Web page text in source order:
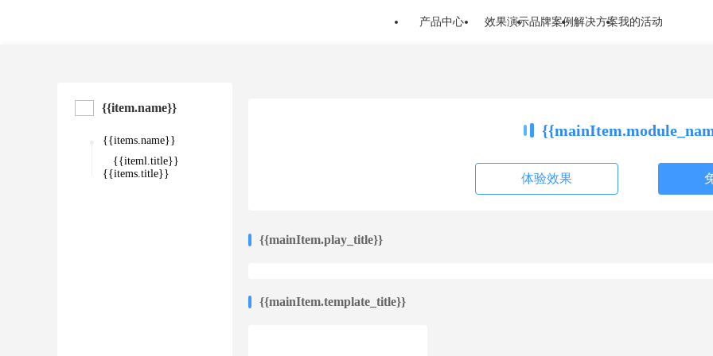
产品中心 效果演示品牌案例 解决方案我的活动
{{item.name}}
{{items.name}}
{{iteml.title}}
{{items.title}}
体验效果
{{mainItem.play_title}}
{{mainItem.template_title}}